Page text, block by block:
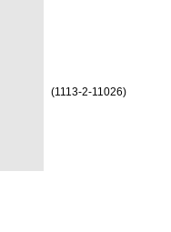
(1113-2-11026)